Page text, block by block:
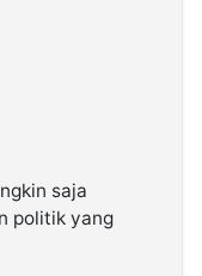
saja
politik yang